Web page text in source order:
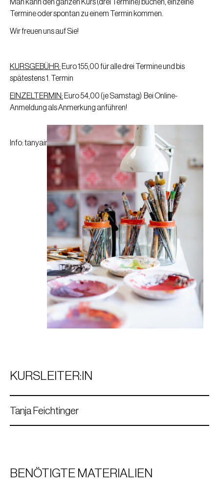
Termine oder spontan zu einem Termin kommen.
Wir freuen uns auf Sie!
KURSGEBÜHR:Euro 155,00 für alle drei Termine und bis
spätestens 1. Termin
EINZELTERMIN:Euro 54,00 (je Samstag) Bei Online-
Anmeldung als Anmerkung anführen!
Info: tanyainlakesh@gmx.at
KURSLEITER:IN
Tanja Feichtinger
BENÖTIGTE MATERIALIEN